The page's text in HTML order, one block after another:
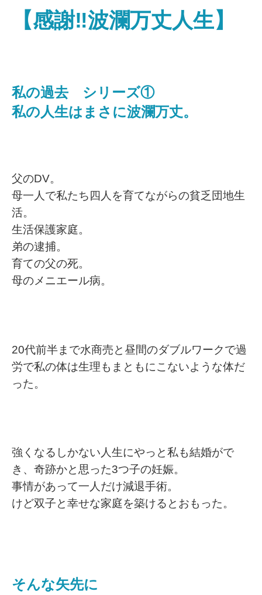
【感謝‼波瀾万丈人生】
私の過去 シリーズ①
私の人生はまさに波瀾万丈。
父のDV。
母一人で私たち四人を育てながらの貧乏団地生
活。
生活保護家庭。
弟の逮捕。
育ての父の死。
母のメニエール病。
20代前半まで水商売と昼間のダブルワークで過
労で私の体は生理もまともにこないような体だ
った。
強くなるしかない人生にやっと私も結婚がで
き、奇跡かと思った3つ子の妊娠。
事情があって一人だけ減退手術。
けど双子と幸せな家庭を築けるとおもった。
そんな矢先に